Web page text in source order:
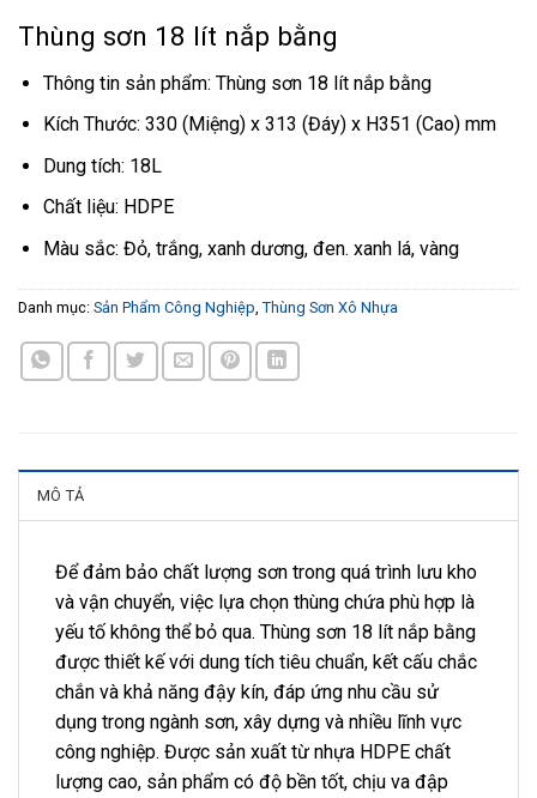
Thùng sơn 18 lít nắp bằng
Thông tin sản phẩm: Thùng sơn 18 lít nắp bằng
Kích Thước: 330 (Miệng) x 313 (Đáy) x H351 (Cao) mm
Dung tích: 18L
Chất liệu: HDPE
Màu sắc: Đỏ, trắng, xanh dương, đen. xanh lá, vàng
Danh mục: Sản Phẩm Công Nghiệp Thùng Sơn Xô Nhựa
MÔ TẢ
Để đảm bảo chất lượng sơn trong quá trình lưu kho
và vận chuyển, việc lựa chọn thùng chứa phù hợp là
yếu tố không thể bỏ qua. Thùng sơn 18 lít nắp bằng
được thiết kế với dung tích tiêu chuẩn, kết cấu chắc
chắn và khả năng đậy kín, đáp ứng nhu cầu sử
dụng trong ngành sơn, xây dựng và nhiều lĩnh vực
công nghiệp. Được sản xuất từ nhựa HDPE chất
lượng cao, sản phẩm có độ bền tốt, chịu va đập